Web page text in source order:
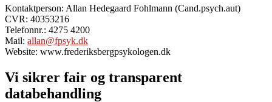
Kontaktperson: Allan Hedegaard Fohlmann (Cand.psych.aut)
CVR: 40353216
Telefonnr.: 4275 4200
Mail: allan@fpsyk.dk
Website: www.frederiksbergpsykologen.dk
Vi sikrer fair og transparent
databehandling